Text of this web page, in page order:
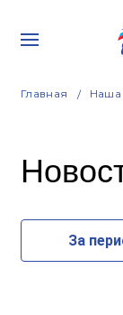
Главная Наша
За